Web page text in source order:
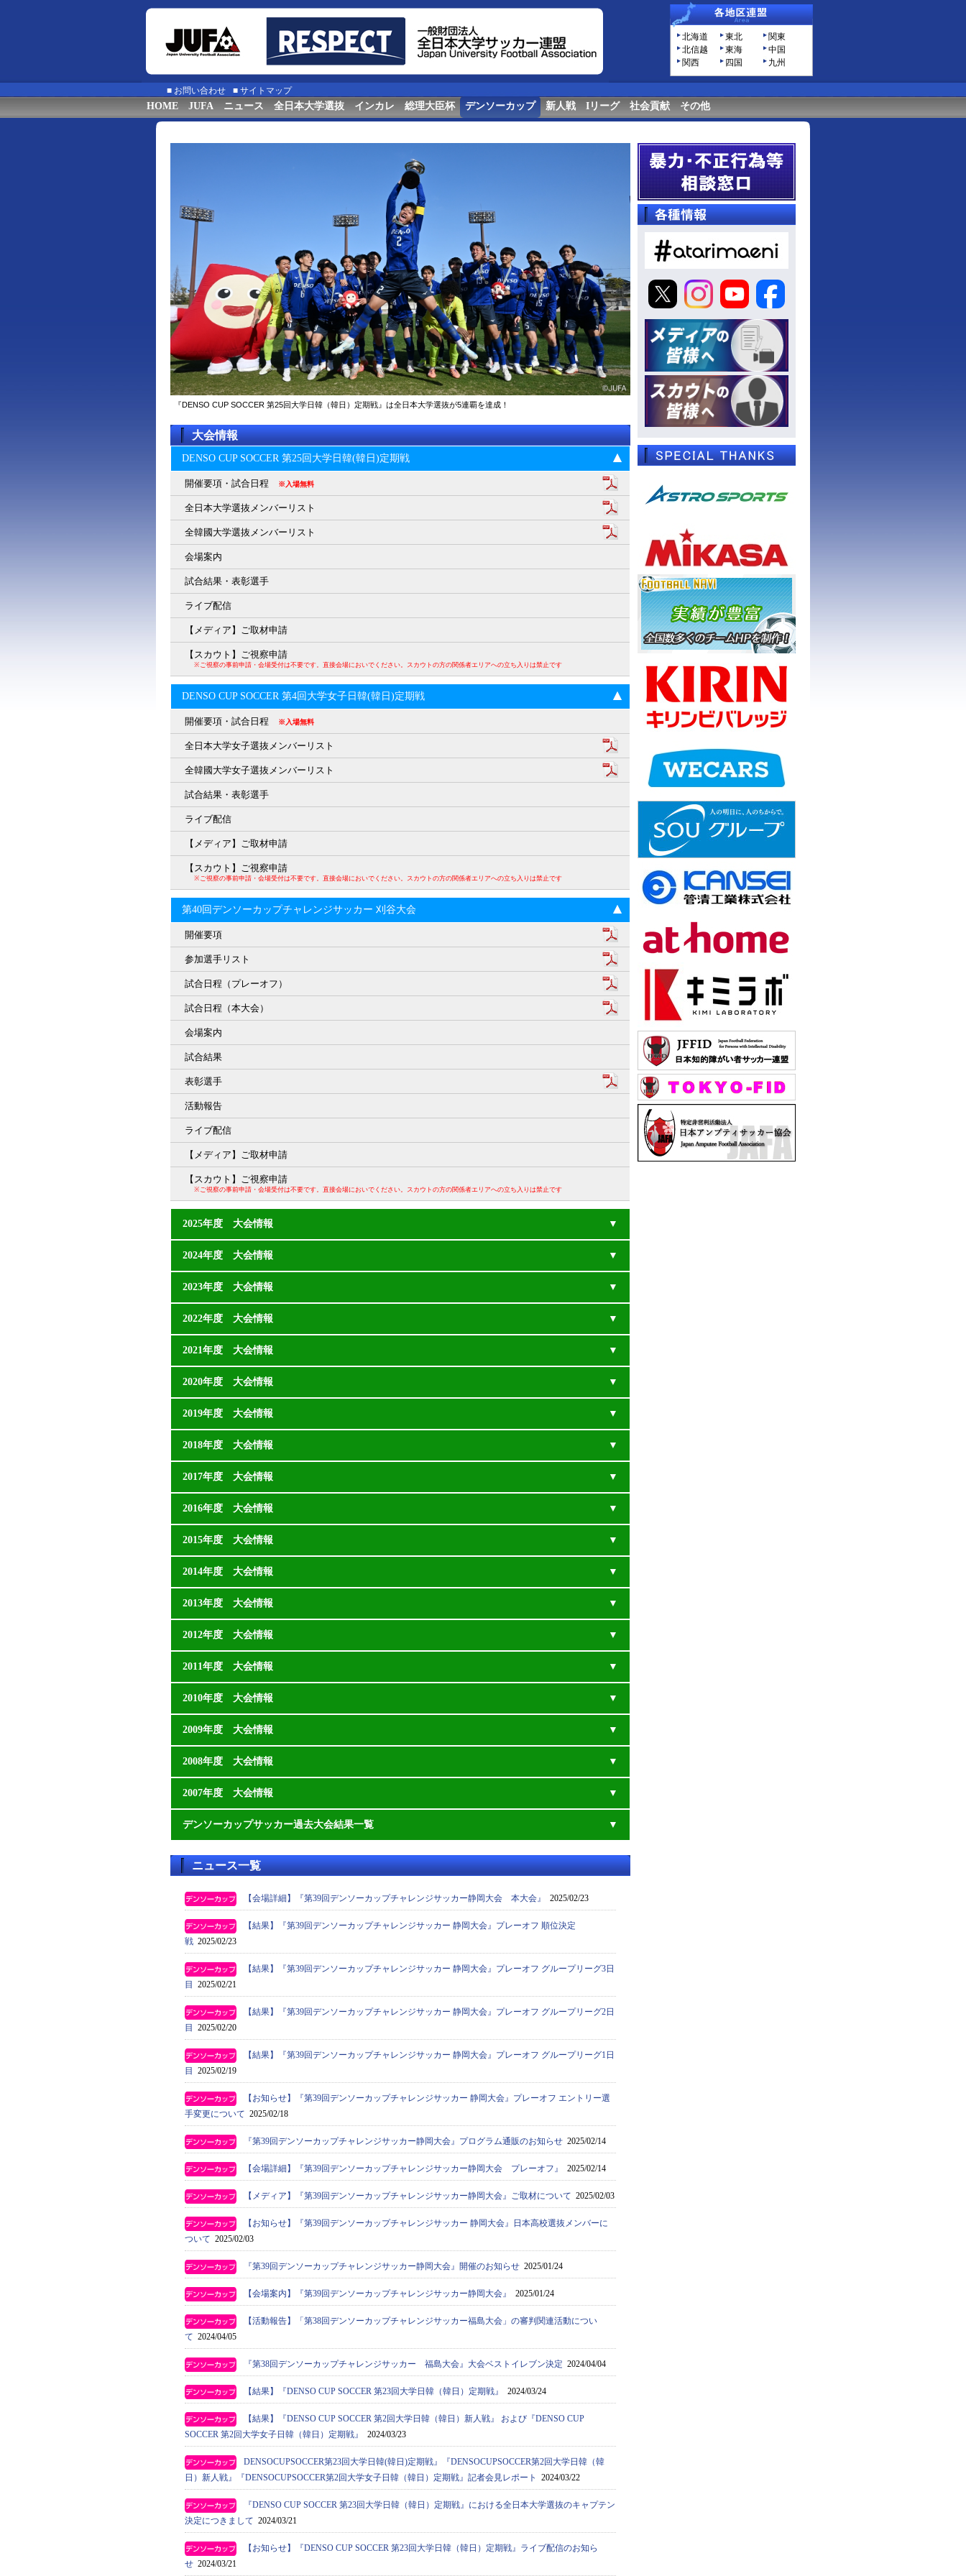
北海道 東北
関東
北信越
東海
中国
関西
四国 九州
■ お問い合わせ ■ サイトマップ
HOME JUFA ニュース 全日本大学選抜 インカレ 総理大臣杯 デンソーカップ 新人戦 Iリーグ 社会貢献 その他
『DENSO CUP SOCCER 第25回大学日韓（韓日）定期戦』は全日本大学選抜が5連覇を達成！
大会情報
DENSO CUP SOCCER 第25回大学日韓(韓日)定期戦
開催要項・試合日程 ※入場無料
全日本大学選抜メンバーリスト
全韓國大学選抜メンバーリスト
会場案内
試合結果・表彰選手
ライブ配信
【メディア】ご取材申請
【スカウト】ご視察申請
※ご視察の事前申請・会場受付は不要です。直接会場においでください。スカウトの方の関係者エリアへの立ち入りは禁止です
DENSO CUP SOCCER 第4回大学女子日韓(韓日)定期戦
開催要項・試合日程 ※入場無料
全日本大学女子選抜メンバーリスト
全韓國大学女子選抜メンバーリスト
試合結果・表彰選手
ライブ配信
【メディア】ご取材申請
【スカウト】ご視察申請
※ご視察の事前申請・会場受付は不要です。直接会場においでください。スカウトの方の関係者エリアへの立ち入りは禁止です
第40回デンソーカップチャレンジサッカー 刈谷大会
開催要項
参加選手リスト
試合日程（プレーオフ）
試合日程（本大会）
会場案内
試合結果
表彰選手
活動報告
ライブ配信
【メディア】ご取材申請
【スカウト】ご視察申請
※ご視察の事前申請・会場受付は不要です。直接会場においでください。スカウトの方の関係者エリアへの立ち入りは禁止です
2025年度 大会情報
2024年度 大会情報
2023年度 大会情報
2022年度 大会情報
2021年度 大会情報
2020年度 大会情報
2019年度 大会情報
2018年度 大会情報
2017年度 大会情報
2016年度 大会情報
2015年度 大会情報
2014年度 大会情報
2013年度 大会情報
2012年度 大会情報
2011年度 大会情報
2010年度 大会情報
2009年度 大会情報
2008年度 大会情報
2007年度 大会情報
デンソーカップサッカー過去大会結果一覧
ニュース一覧
【会場詳細】『第39回デンソーカップチャレンジサッカー静岡大会 本大会』 2025/02/23
【結果】『第39回デンソーカップチャレンジサッカー 静岡大会』プレーオフ 順位決定
戦 2025/02/23
【結果】『第39回デンソーカップチャレンジサッカー 静岡大会』プレーオフ グループリーグ3日
目 2025/02/21
【結果】『第39回デンソーカップチャレンジサッカー 静岡大会』プレーオフ グループリーグ2日
目 2025/02/20
【結果】『第39回デンソーカップチャレンジサッカー 静岡大会』プレーオフ グループリーグ1日
目 2025/02/19
【お知らせ】『第39回デンソーカップチャレンジサッカー 静岡大会』プレーオフ エントリー選
手変更について 2025/02/18
『第39回デンソーカップチャレンジサッカー静岡大会』プログラム通販のお知らせ 2025/02/14
【会場詳細】『第39回デンソーカップチャレンジサッカー静岡大会 プレーオフ』 2025/02/14
【メディア】『第39回デンソーカップチャレンジサッカー静岡大会』ご取材について 2025/02/03
【お知らせ】『第39回デンソーカップチャレンジサッカー 静岡大会』日本高校選抜メンバーに
ついて 2025/02/03
『第39回デンソーカップチャレンジサッカー静岡大会』開催のお知らせ 2025/01/24
【会場案内】『第39回デンソーカップチャレンジサッカー静岡大会』 2025/01/24
【活動報告】「第38回デンソーカップチャレンジサッカー福島大会」の審判関連活動につい
て 2024/04/05
『第38回デンソーカップチャレンジサッカー 福島大会』大会ベストイレブン決定 2024/04/04
【結果】『DENSO CUP SOCCER 第23回大学日韓（韓日）定期戦』 2024/03/24
【結果】『DENSO CUP SOCCER 第2回大学日韓（韓日）新人戦』 および『DENSO CUP
SOCCER 第2回大学女子日韓（韓日）定期戦』
2024/03/23
DENSOCUPSOCCER第23回大学日韓(韓日)定期戦』『DENSOCUPSOCCER第2回大学日韓（韓
日）新人戦』『DENSOCUPSOCCER第2回大学女子日韓（韓日）定期戦』記者会見レポート
2024/03/22
『DENSO CUP SOCCER 第23回大学日韓（韓日）定期戦』における全日本大学選抜のキャプテン
決定につきまして 2024/03/21
【お知らせ】『DENSO CUP SOCCER 第23回大学日韓（韓日）定期戦』ライブ配信のお知ら
せ 2024/03/21